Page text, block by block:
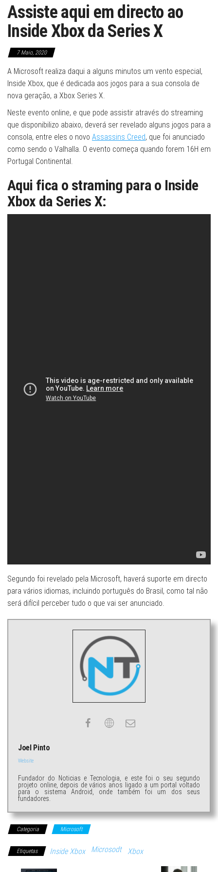
Assiste aqui em directo ao
Inside Xbox da Series X
7 Maio, 2020
A Microsoft realiza daqui a alguns minutos um vento especial,
Inside Xbox, que é dedicada aos jogos para a sua consola de
nova geração, a Xbox Series X.
Neste evento online, e que pode assistir através do streaming
que disponibilizo abaixo, deverá ser revelado alguns jogos para a
consola, entre eles o novo Assassins Creed, que foi anunciado
como sendo o Valhalla. O evento começa quando forem 16H em
Portugal Continental.
Aqui fica o straming para o Inside
Xbox da Series X:
Segundo foi revelado pela Microsoft, haverá suporte em directo
para vários idiomas, incluindo português do Brasil, como tal não
será difícil perceber tudo o que vai ser anunciado.
Joel Pinto
Website
Fundador do Noticias e Tecnologia, e este foi o seu segundo
projeto online, depois de vários anos ligado a um portal voltado
para o sistema Android, onde também foi um dos seus
fundadores.
Categoria Microsoft
Etiquetas Inside Xbox Microsodt Xbox